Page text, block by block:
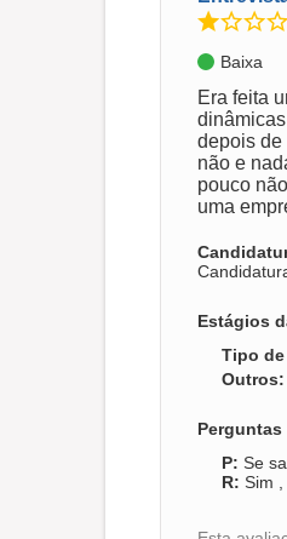
Baixa
Era feita
depois de
não e
pouco
uma
Estágios
Tipo
Outros:
Se
Sim